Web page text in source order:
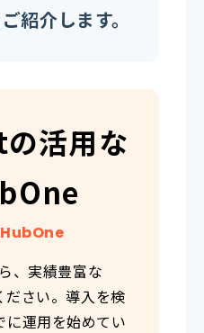
紹介します。
活用な
、実績豊富な
さい。導入を検
に運用を始めてい